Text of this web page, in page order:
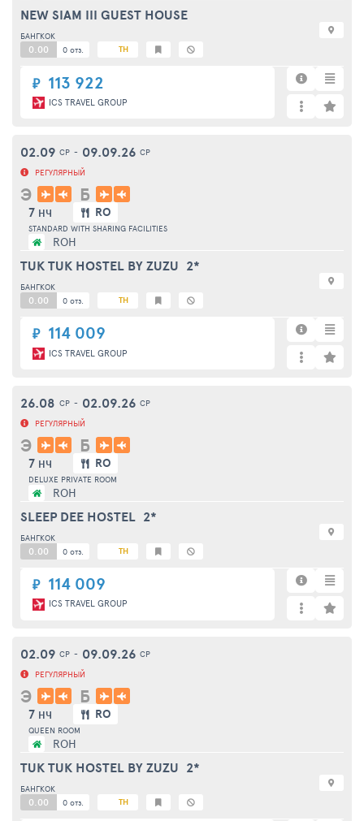
₽ 113 922
ICS TRAVEL GROUP
NEW SIAM III GUEST HOUSE
БАНГКОК
0.00 0 отз. TH
₽ 114 009
ICS TRAVEL GROUP
02.09 СР - 09.09.26 СР
РЕГУЛЯРНЫЙ
Э Б
7 НЧ RO
STANDARD WITH SHARING FACILITIES
ROH
TUK TUK HOSTEL BY ZUZU 2*
БАНГКОК
0.00 0 отз. TH
₽ 114 009
ICS TRAVEL GROUP
26.08 СР - 02.09.26 СР
РЕГУЛЯРНЫЙ
Э Б
7 НЧ RO
DELUXE PRIVATE ROOM
ROH
SLEEP DEE HOSTEL 2*
БАНГКОК
0.00 0 отз. TH
02.09 СР - 09.09.26 СР
РЕГУЛЯРНЫЙ
Э Б
7 НЧ RO
QUEEN ROOM
ROH
TUK TUK HOSTEL BY ZUZU 2*
БАНГКОК
0.00 0 отз. TH